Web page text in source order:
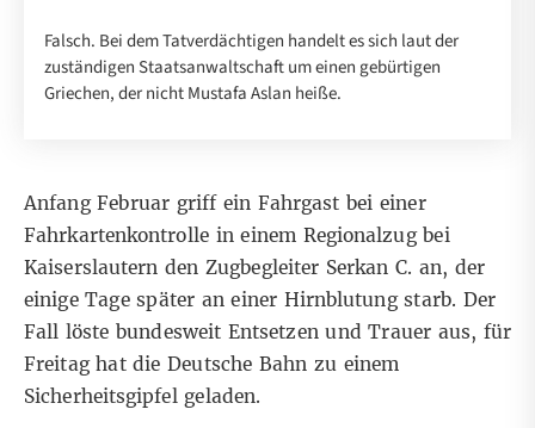
Falsch. Bei dem Tatverdächtigen handelt es sich laut der
zuständigen Staatsanwaltschaft um einen gebürtigen
Griechen, der nicht Mustafa Aslan heiße.
Anfang Februar griff ein Fahrgast bei einer
Fahrkartenkontrolle in einem Regionalzugbei
Kaiserslautern den Zugbegleiter Serkan C. an, der
einige Tage später an einer Hirnblutung starb. Der
Fall löste bundesweit Entsetzen und Trauer aus, für
Freitag hat die Deutsche Bahn zu einem
Sicherheitsgipfelgeladen.